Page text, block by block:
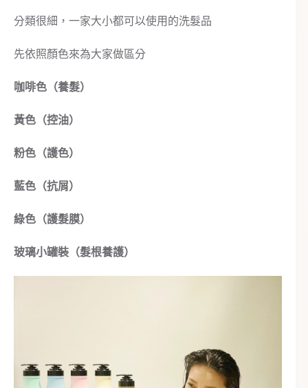
分類很細，一家大小都可以使用的洗髮品
先依照顏色來為大家做區分
咖啡色（養髮）
黃色（控油）
粉色（護色）
藍色（抗屑）
綠色（護髮膜）
玻璃小罐裝（髮根養護）